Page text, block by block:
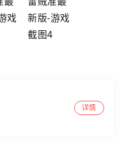
详情